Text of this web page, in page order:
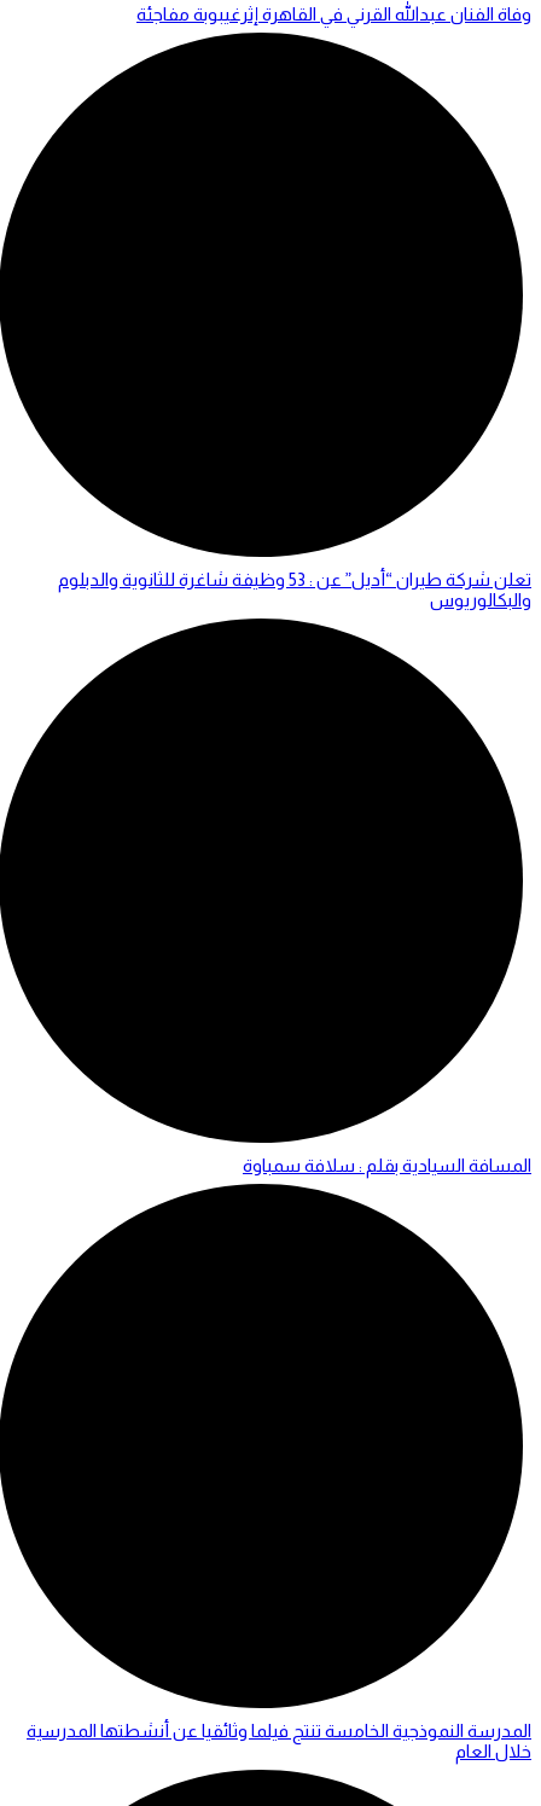
وفاة الفنان عبدالله القرني في القاهرة إثرغيبوبة مفاجئة
تعلن شركة طيران “أديل” عن : 53 وظيفة شاغرة للثانوية والدبلوم
والبكالوريوس
المسافة السيادية بقلم : سلافة سمباوة
المدرسة النموذجية الخامسة تنتج فيلما وثائقيا عن أنشطتها المدرسية
خلال العام